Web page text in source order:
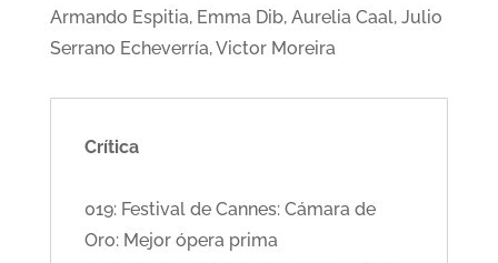
Armando Espitia, Emma Dib, Aurelia Caal, Julio
Serrano Echeverría, Victor Moreira
Crítica
019: Festival de Cannes: Cámara de
Oro: Mejor ópera prima